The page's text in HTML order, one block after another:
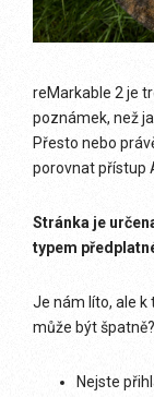
reMarkable 2 je
poznámek, než
Přesto nebo
porovnat přístup
Stránka je
typem
Je nám líto, ale k
může být špatně?
Nejste